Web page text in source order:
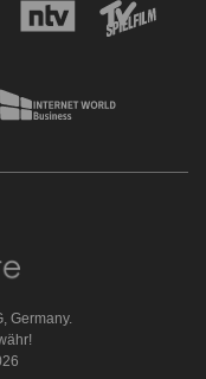
Germany.